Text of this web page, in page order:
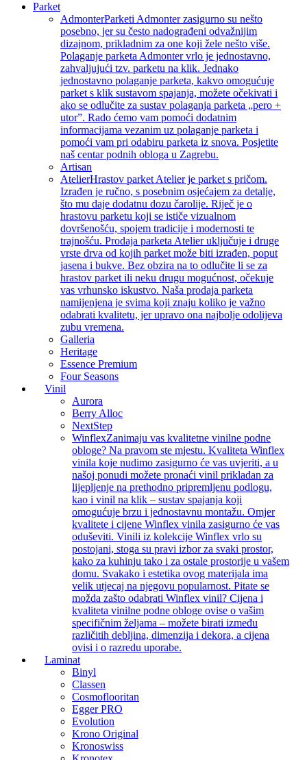
Parket
AdmonterParketi Admonter zasigurno su nešto
posebno, jer su često nadograđeni odvažnijim
dizajnom, prikladnim za one koji žele nešto više.
Polaganje parketa Admonter vrlo je jednostavno,
zahvaljujući tzv. parketu na klik. Jednako
jednostavno polaganje parketa, kakvo omogućuje
parket s klik sustavom spajanja, možete očekivati i
ako se odlučite za sustav polaganja parketa „pero +
utor”. Rado ćemo vam pomoći dodatnim
informacijama vezanim uz polaganje parketa i
pomoći vam pri odabiru parketa iz snova. Posjetite
naš centar podnih obloga u Zagrebu.
Artisan
AtelierHrastov parket Atelier je parket s pričom.
Izrađen je ručno, s posebnim osjećajem za detalje,
što mu daje dodatnu dozu čarolije. Riječ je o
hrastovu parketu koji se ističe vizualnom
dovršenošću, spojem tradicije i modernosti te
trajnošću. Prodaja parketa Atelier uključuje i druge
vrste drva od kojih parket može biti izrađen, poput
jasena i bukve. Bez obzira na to odlučite li se za
hrastov parket ili neku drugu mogućnost, očekuje
vas vrhunsko iskustvo. Naša prodaja parketa
namijenjena je svima koji znaju koliko je važno
odabrati kvalitetu, jer upravo ona najbolje odolijeva
zubu vremena.
Galleria
Heritage
Essence Premium
Four Seasons
Vinil
Aurora
Berry Alloc
NextStep
WinflexZanimaju vas kvalitetne vinilne podne
obloge? Na pravom ste mjestu. Kvaliteta Winflex
vinila koje nudimo zasigurno će vas uvjeriti, a u
našoj ponudi možete pronaći vinil prikladan za
lijepljenje na prethodno pripremljenu podlogu,
kao i vinil na klik – sustav spajanja koji
omogućuje brzu i jednostavnu montažu. Omjer
kvalitete i cijene Winflex vinila zasigurno će vas
oduševiti. Vinili iz kolekcije Winflex vrlo su
postojani, stoga su pravi izbor za svaki prostor,
kako za kuhinju tako i za ostale prostorije u vašem
domu. Svakako i estetika ovog materijala ima
velik utjecaj na njegovu popularnost. Pitate se
možda zašto odabrati Winflex vinil? Cijena i
kvaliteta vinilne podne obloge ovise o vašim
specifičnim željama – možete birati između
različitih debljina, dimenzija i dekora, a cijena
ovisi i o razredu uporabe.
Laminat
Binyl
Classen
Cosmoflooritan
Egger PRO
Evolution
Krono Original
Kronoswiss